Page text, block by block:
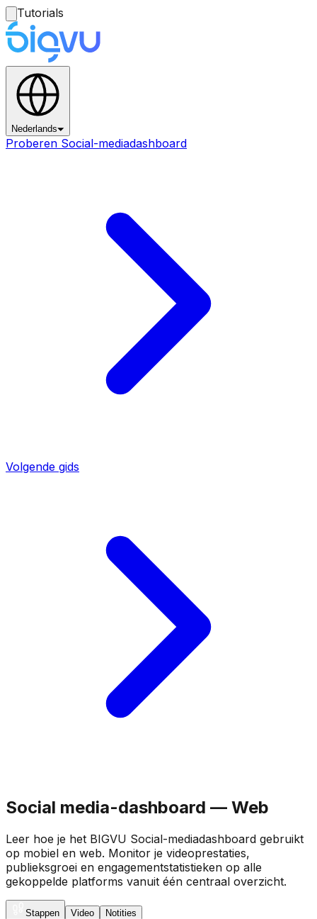
Tutorials
Nederlands
Proberen Social-mediadashboard
Volgende gids
Social media-dashboard — Web
Leer hoe je het BIGVU Social-mediadashboard gebruikt
op mobiel en web. Monitor je videoprestaties,
publieksgroei en engagementstatistieken op alle
gekoppelde platforms vanuit één centraal overzicht.
Stappen Video Notities